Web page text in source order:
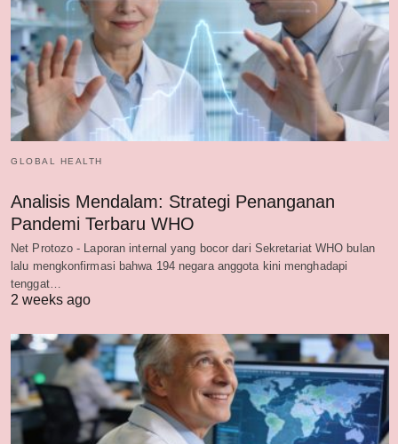
GLOBAL HEALTH
Analisis Mendalam: Strategi Penanganan
Pandemi Terbaru WHO
Net Protozo - Laporan internal yang bocor dari Sekretariat WHO bulan
lalu mengkonfirmasi bahwa 194 negara anggota kini menghadapi
tenggat…
2 weeks ago